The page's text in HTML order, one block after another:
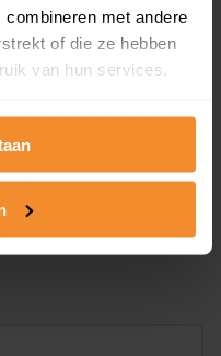
met andere
of die ze hebben
van hun services.
62%
23%